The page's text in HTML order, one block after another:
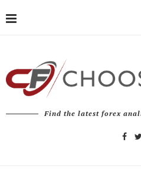
Find the latest forex